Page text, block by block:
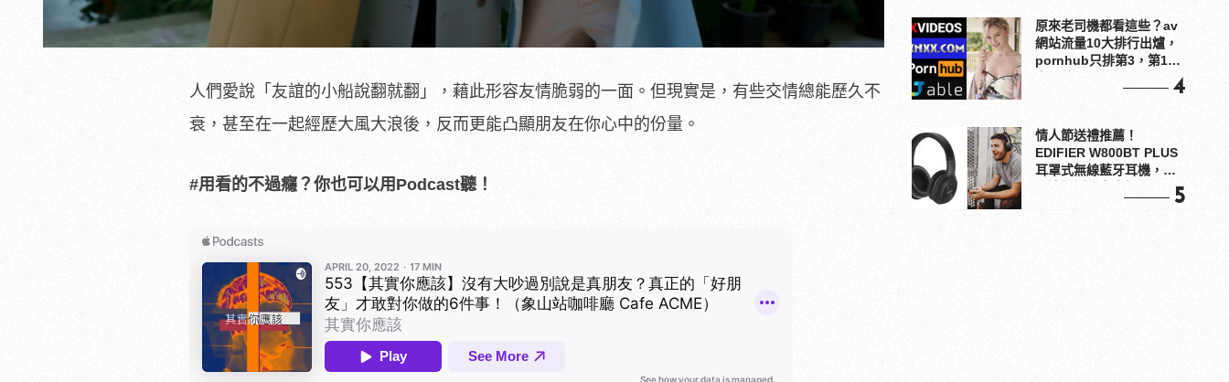
人們愛說「友誼的小船說翻就翻」，藉此形容友情脆弱的一面。但現實是，有些交情總能歷久不
衰，甚至在一起經歷大風大浪後，反而更能凸顯朋友在你心中的份量。
#用看的不過癮？你也可以用Podcast聽！
原來老司機都看這些？av
網站流量10大排行出爐，
pornhub只排第3，第1名
4
情人節送禮推薦！
EDIFIER W800BT PLUS
耳罩式無線藍牙耳機，在
5